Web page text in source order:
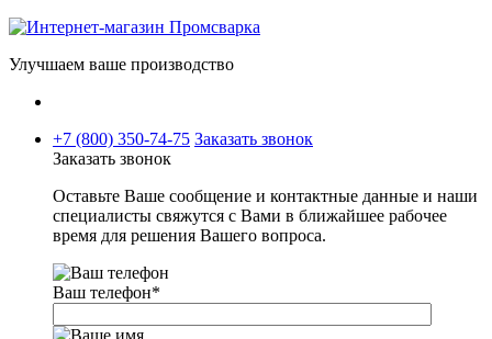
Улучшаем ваше производство
+7 (800) 350-74-75 Заказать звонок
Заказать звонок
Оставьте Ваше сообщение и контактные данные и наши
специалисты свяжутся с Вами в ближайшее рабочее
время для решения Вашего вопроса.
Ваш телефон*